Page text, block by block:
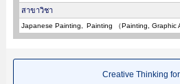
สาขาวิชา
Japanese Painting Painting （Painting, Graphic
Creative Thinking for